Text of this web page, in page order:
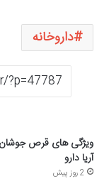
داروخانه
آریا دارو
2 روز پیش